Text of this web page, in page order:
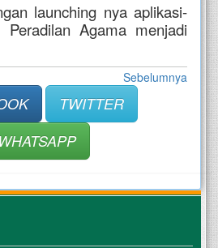
launching nya aplikasi-
Peradilan Agama menjadi
Sebelumnya
TWITTER
WHATSAPP